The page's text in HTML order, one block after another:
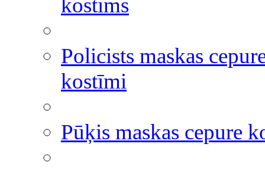
kostīms
Policists maskas
kostīmi
Pūķis maskas cepure